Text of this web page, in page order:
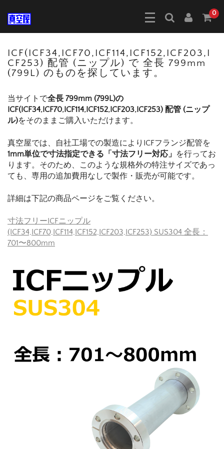
0
ICF(ICF34,ICF70,ICF114,ICF152,ICF203,I
CF253) 配管 (ニップル) で 全長 799mm
(799L) のものを探しています。
当サイトで全長 799mm (799L)の
ICF(ICF34,ICF70,ICF114,ICF152,ICF203,ICF253) 配管 (ニップ
ル)をそのままご購入いただけます。
真空屋では、自社工場での製造によりICFフランジ配管を
1mm単位で寸法指定できる「寸法フリー対応」 を行ってお
ります。そのため、このような規格外の特注サイズであっ
ても、専用の追加費用なしで製作・販売が可能です。
詳細は下記の商品ページをご覧ください。
寸法フリーICFニップル
(ICF34,ICF70,ICF114,ICF152,ICF203,ICF253) SUS304 全長：
701〜800mm